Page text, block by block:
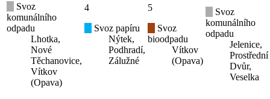
Svoz
komunálního
odpadu
Lhotka,
Nové
Těchanovice,
Vítkov
(Opava)
4
Svoz papíru
Nýtek,
Podhradí,
Zálužné
5
Svoz
bioodpadu
Vítkov
(Opava)
Svoz
komunálního
odpadu
Jelenice,
Prostřední
Dvůr,
Veselka